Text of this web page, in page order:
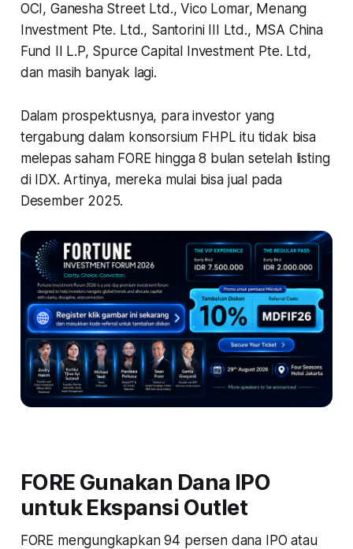
OCI, Ganesha Street Ltd., Vico Lomar, Menang
Investment Pte. Ltd., Santorini III Ltd., MSA China
Fund II L.P, Spurce Capital Investment Pte. Ltd,
dan masih banyak lagi.
Dalam prospektusnya, para investor yang
tergabung dalam konsorsium FHPL itu tidak bisa
melepas saham FORE hingga 8 bulan setelah listing
di IDX. Artinya, mereka mulai bisa jual pada
Desember 2025.
FORE Gunakan Dana IPO
untuk Ekspansi Outlet
FORE mengungkapkan 94 persen dana IPO atau